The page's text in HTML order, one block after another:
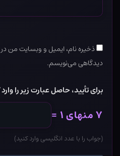
ذخیره نام، ایمیل و وبسایت من در
دیدگاهی می‌نویسم.
برای تأیید، حاصل عبارت زیر را
۷ منهای ۱ =
(جواب را با عدد انگلیسی وارد کنید)